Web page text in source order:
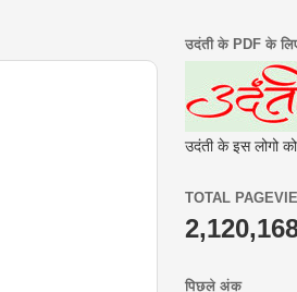
उदंती के PDF के
उदंती के इस लोगो
TOTAL
पिछले अंक